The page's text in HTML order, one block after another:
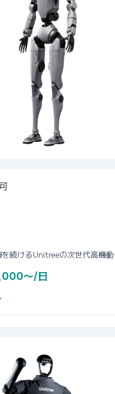
続けるUnitreeの次世代高機
〜/日